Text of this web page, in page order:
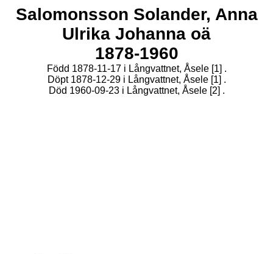
Salomonsson Solander, Anna
Ulrika Johanna oä
1878-1960
Född 1878-11-17 i Långvattnet, Åsele [1] .
Döpt 1878-12-29 i Långvattnet, Åsele [1] .
Död 1960-09-23 i Långvattnet, Åsele [2] .